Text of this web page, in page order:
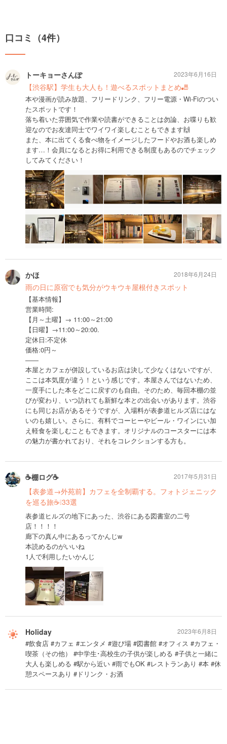
口コミ（4件）
トーキョーさんぽ
【渋谷駅】学生も大人も！遊べるスポットまとめ🎳
本や漫画が読み放題、フリードリンク、フリー電源・Wi-Fiのつい
たスポットです！
落ち着いた雰囲気で作業や読書ができることは勿論、お喋りも歓
迎なのでお友達同士でワイワイ楽しむこともできます🙌
また、本に出てくる食べ物をイメージしたフードやお酒も楽しめ
ます…！会員になるとお得に利用できる制度もあるのでチェック
してみてください！
2023年6月16日
かほ
雨の日に原宿でも気分がウキウキ屋根付きスポット
【基本情報】
営業時間:
【月～土曜】→ 11:00～21:00
【日曜】→11:00～20:00.
定休日:不定休
価格:0円～
――
本屋とカフェが併設しているお店は決して少なくはないですが、
ここは本気度が違う！という感じです。本屋さんではないため、
一度手にした本をどこに戻すのも自由。そのため、毎回本棚の並
びが変わり、いつ訪れても新鮮な本との出会いがあります。渋谷
にも同じお店があるそうですが、入場料が表参道ヒルズ店にはな
いのも嬉しい。さらに、有料でコーヒーやビール・ワインにい加
え軽食を楽しむこともできます。オリジナルのコースターには本
の魅力が書かれており、それをコレクションする方も。
2018年6月24日
☕️棚ログ☕️
【表参道→外苑前】カフェを全制覇する。フォトジェニック
を巡る旅☕️❕33選
表参道ヒルズの地下にあった、渋谷にある図書室の二号
店！！！！
廊下の真ん中にあるってかんじw
本読めるのがいいね
1人で利用したいかんじ
2017年5月31日
Holiday
#飲食店 #カフェ #エンタメ #遊び場 #図書館 #オフィス #カフェ・
喫茶（その他） #中学生･高校生の子供が楽しめる #子供と一緒に
大人も楽しめる #駅から近い #雨でもOK #レストランあり #本 #休
憩スペースあり #ドリンク・お酒
2023年6月8日